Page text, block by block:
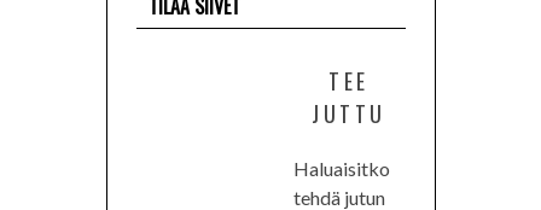
TEE
JUTTU
Haluaisitko
tehdä jutun